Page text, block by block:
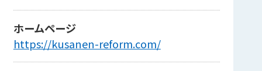
ホームページ
https://kusanen-reform.com/